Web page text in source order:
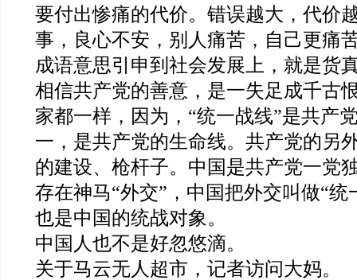
要付出惨痛的代价。错误越大，代价
事，良心不安，别人痛苦，自己更痛
成语意思引申到社会发展上，就是货
相信共产党的善意，是一失足成千古
家都一样，因为，“统一战线”是共产
一，是共产党的生命线。共产党的另
的建设、枪杆子。中国是共产党一党
存在神马“外交”，中国把外交叫做“统
也是中国的统战对象。
中国人也不是好忽悠滴。
关于马云无人超市，记者访问大妈。